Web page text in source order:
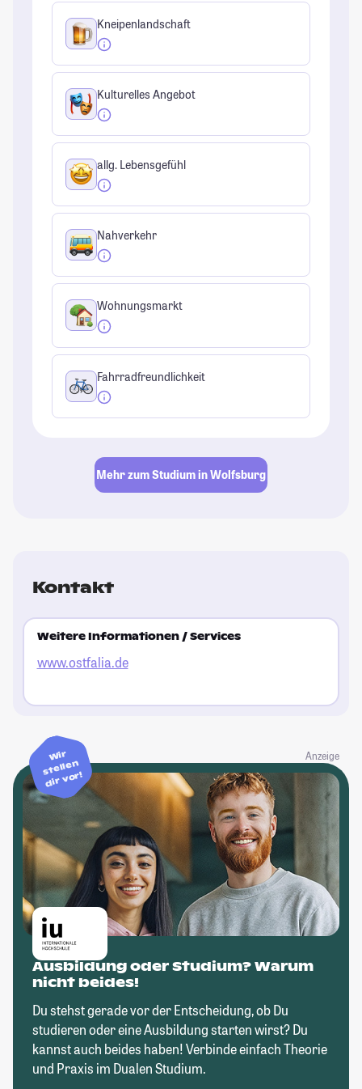
Kneipenlandschaft
Kulturelles Angebot
allg. Lebensgefühl
Nahverkehr
Wohnungsmarkt
Fahrradfreundlichkeit
Mehr zum Studium in Wolfsburg
Kontakt
Weitere Informationen / Services
www.ostfalia.de
Anzeige
Wir
stellen
dir vor!
Ausbildung oder Studium? Warum
nicht beides!
Du stehst gerade vor der Entscheidung, ob Du
studieren oder eine Ausbildung starten wirst? Du
kannst auch beides haben! Verbinde einfach Theorie
und Praxis im Dualen Studium.